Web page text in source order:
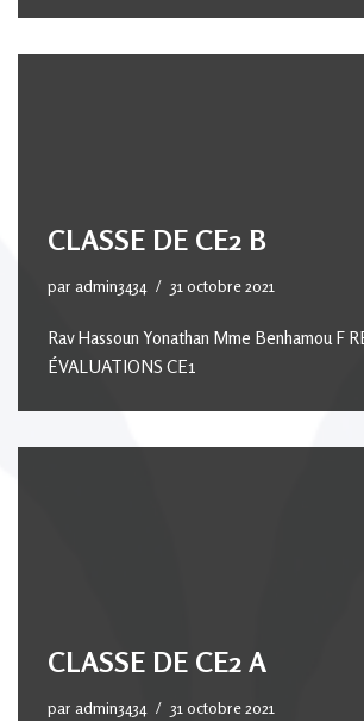
CLASSE DE CE2 B
par admin3434 31 octobre 2021
Rav Hassoun Yonathan Mme Benhamou F
ÉVALUATIONS CE1
CLASSE DE CE2 A
par admin3434 31 octobre 2021